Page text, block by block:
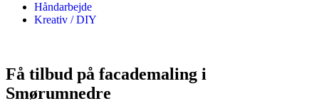
Håndarbejde
Kreativ / DIY
Få tilbud på facademaling i
Smørumnedre